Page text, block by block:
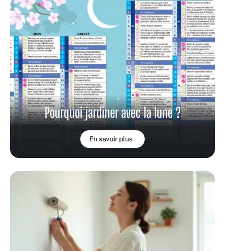
Pourquoi jardiner avec la lune ?
En savoir plus